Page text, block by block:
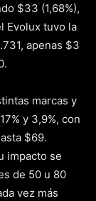
$33 (1,68%),
Evolux tuvo la
apenas $3
marcas y
y 3,9%, con
$69.
impacto se
de 50 u 80
vez más